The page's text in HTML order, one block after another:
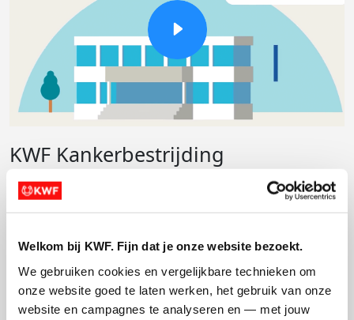
Welkom bij KWF. Fijn dat je onze website bezoekt.
We gebruiken cookies en vergelijkbare technieken om
onze website goed te laten werken, het gebruik van onze
website en campagnes te analyseren en — met jouw
KWF Kankerbestrijding
hiermee in Nederland doodsoorzaak nummer één.
Minder kanker, meer genezing en een betere kwaliteit
van leven voor kankerpatiënten. Dat is het doel van
KWF Kankerbestrijding.